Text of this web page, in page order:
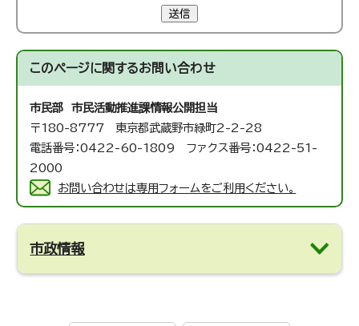
送信
このページに関するお問い合わせ
市民部 市民活動推進課情報公開担当
〒180-8777 東京都武蔵野市緑町2-2-28
電話番号：0422-60-1809 ファクス番号：0422-51-
2000
お問い合わせは専用フォームをご利用ください。
市政情報